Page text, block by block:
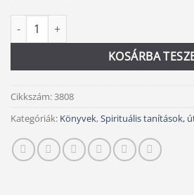
A fény szavai mennyiség
KOSÁRBA
Alternative:
Cikkszám:3808
Kategóriák: Könyvek,Spirituális tanítások,